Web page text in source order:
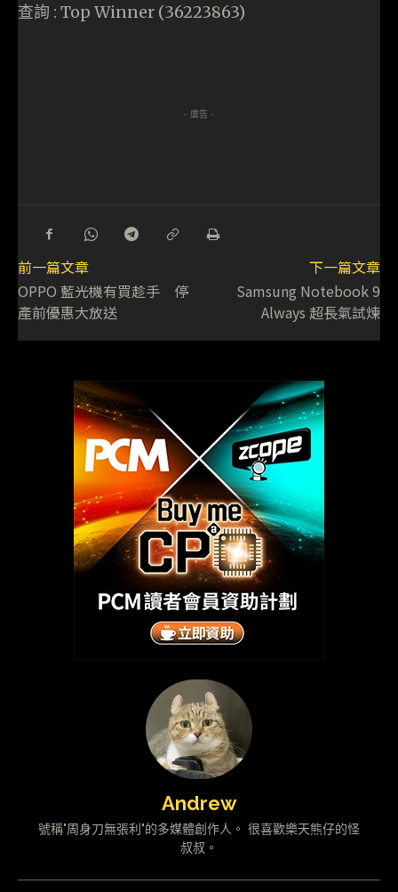
查詢 : Top Winner (36223863)
- 廣告 -
前一篇文章
OPPO 藍光機有買趁手 停
產前優惠大放送
下一篇文章
Samsung Notebook 9
Always 超長氣試煉
Andrew
號稱"周身刀無張利"的多媒體創作人。 很喜歡樂天熊仔的怪
叔叔。